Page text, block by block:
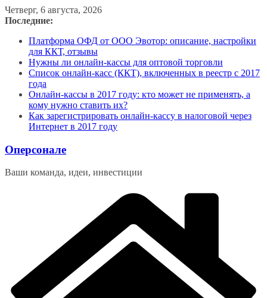
Перейти
к
Четверг, 6 августа, 2026
Последние:
Платформа ОФД от ООО Эвотор: описание, настройки
для ККТ, отзывы
Нужны ли онлайн-кассы для оптовой торговли
Список онлайн-касс (ККТ), включенных в реестр с 2017
года
Онлайн-кассы в 2017 году: кто может не применять, а
кому нужно ставить их?
Как зарегистрировать онлайн-кассу в налоговой через
Интернет в 2017 году
Оперсонале
Ваши команда, идеи, инвестиции